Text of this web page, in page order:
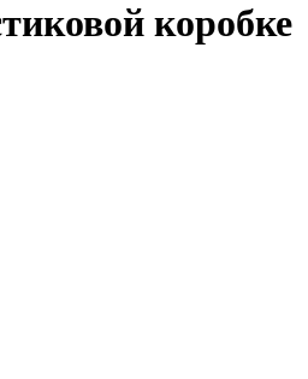
коробке